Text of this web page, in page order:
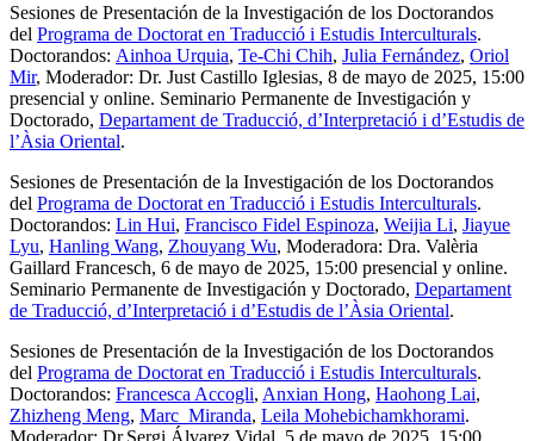
Sesiones de Presentación de la Investigación de los Doctorandos
del Programa de Doctorat en Traducció i Estudis Interculturals.
Doctorandos: Ainhoa Urquia, Te-Chi Chih, Julia Fernández, Oriol
Mir, Moderador: Dr. Just Castillo Iglesias, 8 de mayo de 2025, 15:00
presencial y online. Seminario Permanente de Investigación y
Doctorado, Departament de Traducció, d’Interpretació i d’Estudis de
l’Àsia Oriental.
Sesiones de Presentación de la Investigación de los Doctorandos
del Programa de Doctorat en Traducció i Estudis Interculturals.
Doctorandos: Lin Hui, Francisco Fidel Espinoza, Weijia Li, Jiayue
Lyu, Hanling Wang, Zhouyang Wu, Moderadora: Dra. Valèria
Gaillard Francesch, 6 de mayo de 2025, 15:00 presencial y online.
Seminario Permanente de Investigación y Doctorado, Departament
de Traducció, d’Interpretació i d’Estudis de l’Àsia Oriental.
Sesiones de Presentación de la Investigación de los Doctorandos
del Programa de Doctorat en Traducció i Estudis Interculturals.
Doctorandos: Francesca Accogli, Anxian Hong, Haohong Lai,
Zhizheng Meng, Marc Miranda, Leila Mohebichamkhorami.
Moderador: Dr.Sergi Álvarez Vidal, 5 de mayo de 2025, 15:00